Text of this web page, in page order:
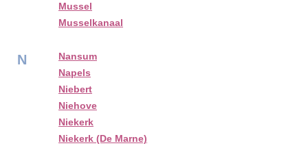
Mussel
Musselkanaal
N
Nansum
Napels
Niebert
Niehove
Niekerk
Niekerk (De Marne)